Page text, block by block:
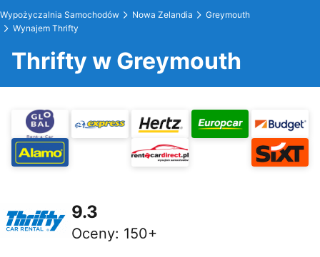
Wypożyczalnia Samochodów Nowa Zelandia
Greymouth
Wynajem Thrifty
Thrifty w Greymouth
9.3
Oceny: 150+